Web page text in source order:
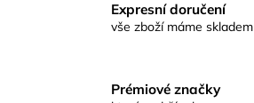
Expresní doručení
vše zboží máme skladem
Prémiové značky